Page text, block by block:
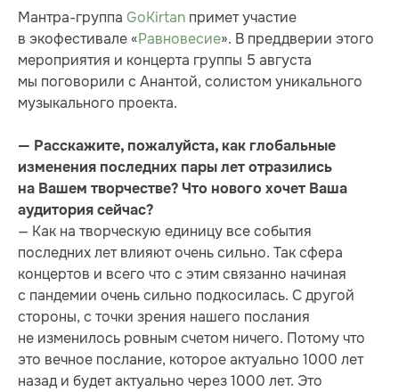
Мантра-группа GoKirtan примет участие
в экофестивале «Равновесие». В преддверии этого
мероприятия и концерта группы 5 августа
мы поговорили с Анантой, солистом уникального
музыкального проекта.
— Расскажите, пожалуйста, как глобальные
изменения последних пары лет отразились
на Вашем творчестве? Что нового хочет Ваша
аудитория сейчас?
— Как на творческую единицу все события
последних лет влияют очень сильно. Так сфера
концертов и всего что с этим связанно начиная
с пандемии очень сильно подкосилась. С другой
стороны, с точки зрения нашего послания
не изменилось ровным счетом ничего. Потому что
это вечное послание, которое актуально 1000 лет
назад и будет актуально через 1000 лет. Это